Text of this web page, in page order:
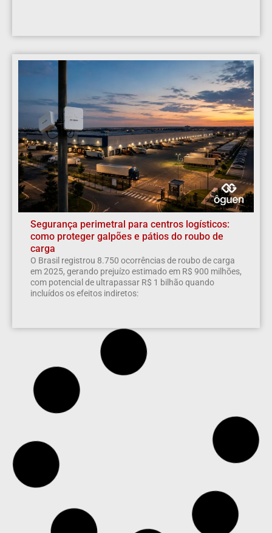
Segurança perimetral para centros logísticos:
como proteger galpões e pátios do roubo de
carga
O Brasil registrou 8.750 ocorrências de roubo de carga
em 2025, gerando prejuízo estimado em R$ 900 milhões,
com potencial de ultrapassar R$ 1 bilhão quando
incluídos os efeitos indiretos: